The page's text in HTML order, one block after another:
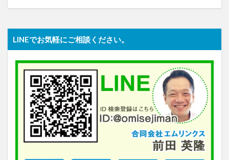
LINEでお気軽にご相談ください。